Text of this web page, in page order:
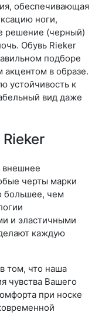
обеспечивающая
ноги,
решение (черный)
Обувь Rieker
подборе
акцентом в образе.
устойчивость к
вид даже
внешнее
черты марки
большее, чем
и эластичными
каждую
том, что наша
чувства Вашего
при носке